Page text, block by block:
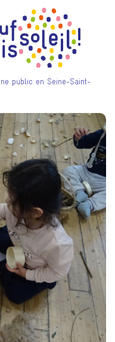
public en Seine-Saint-